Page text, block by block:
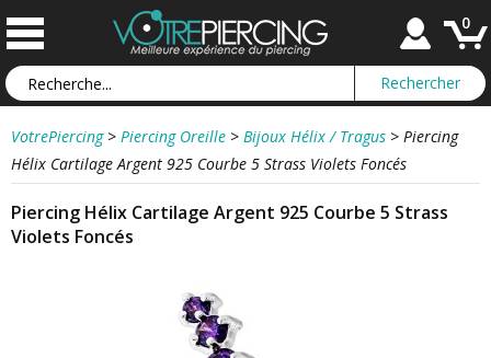
0
VotrePiercing > Piercing Oreille > Bijoux Hélix / Tragus > Piercing
Hélix Cartilage Argent 925 Courbe 5 Strass Violets Foncés
Piercing Hélix Cartilage Argent 925 Courbe 5 Strass
Violets Foncés